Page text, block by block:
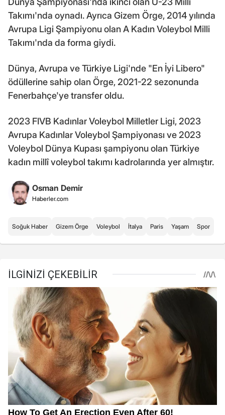
Takımı'nda oynadı. Ayrıca Gizem Örge, 2014 yılında
Avrupa Ligi Şampiyonu olan A Kadın Voleybol Milli
Takımı'nda da forma giydi.
Dünya, Avrupa ve Türkiye Ligi'nde "En İyi Libero"
ödüllerine sahip olan Örge, 2021-22 sezonunda
Fenerbahçe'ye transfer oldu.
2023 FIVB Kadınlar Voleybol Milletler Ligi, 2023
Avrupa Kadınlar Voleybol Şampiyonası ve 2023
Voleybol Dünya Kupası şampiyonu olan Türkiye
kadın millî voleybol takımı kadrolarında yer almıştır.
Osman Demir
Haberler.com
Soğuk Haber Gizem Örge Voleybol İtalya Paris Yaşam Spor